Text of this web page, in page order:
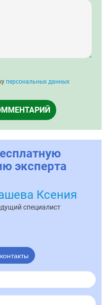
персональных данных
эксперта
Ксения
специалист